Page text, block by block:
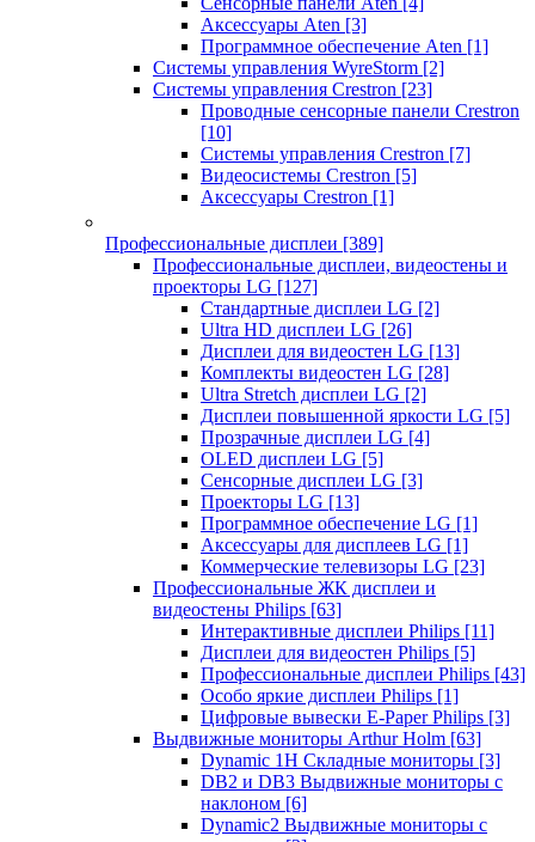
Аксессуары Aten [3]
Программное обеспечение Aten [1]
Системы управления WyreStorm [2]
Системы управления Crestron [23]
Проводные сенсорные панели Crestron
[10]
Системы управления Crestron [7]
Видеосистемы Crestron [5]
Аксессуары Crestron [1]
Профессиональные дисплеи [389]
Профессиональные дисплеи, видеостены и
проекторы LG [127]
Стандартные дисплеи LG [2]
Ultra HD дисплеи LG [26]
Дисплеи для видеостен LG [13]
Комплекты видеостен LG [28]
Ultra Stretch дисплеи LG [2]
Дисплеи повышенной яркости LG [5]
Прозрачные дисплеи LG [4]
OLED дисплеи LG [5]
Сенсорные дисплеи LG [3]
Проекторы LG [13]
Программное обеспечение LG [1]
Аксессуары для дисплеев LG [1]
Коммерческие телевизоры LG [23]
Профессиональные ЖК дисплеи и
видеостены Philips [63]
Интерактивные дисплеи Philips [11]
Дисплеи для видеостен Philips [5]
Профессиональные дисплеи Philips [43]
Особо яркие дисплеи Philips [1]
Цифровые вывески E-Paper Philips [3]
Выдвижные мониторы Arthur Holm [63]
Dynamic 1Н Складные мониторы [3]
DB2 и DB3 Выдвижные мониторы с
наклоном [6]
Dynamic2 Выдвижные мониторы с